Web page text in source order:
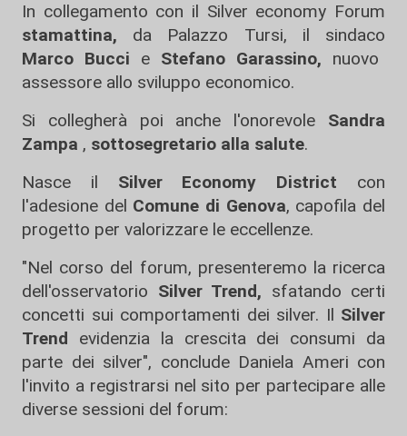
In collegamento con il Silver economy Forum
stamattina, da Palazzo Tursi, il sindaco
Marco Bucci e Stefano Garassino, nuovo
assessore allo sviluppo economico.
Si collegherà poi anche l'onorevole Sandra
Zampa , sottosegretario alla salute.
Nasce il Silver Economy District con
l'adesione del Comune di Genova, capofila del
progetto per valorizzare le eccellenze.
"Nel corso del forum, presenteremo la ricerca
dell'osservatorio Silver Trend, sfatando certi
concetti sui comportamenti dei silver. Il Silver
Trend evidenzia la crescita dei consumi da
parte dei silver", conclude Daniela Ameri con
l'invito a registrarsi nel sito per partecipare alle
diverse sessioni del forum: